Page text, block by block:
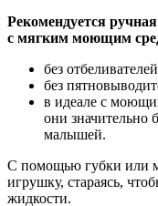
Рекомендуется
с мягким моющим
без
без
в идеале с
они значительно
малышей.
С помощью губки или
игрушку, стараясь,
жидкости.